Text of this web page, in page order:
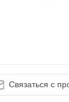
Связаться с